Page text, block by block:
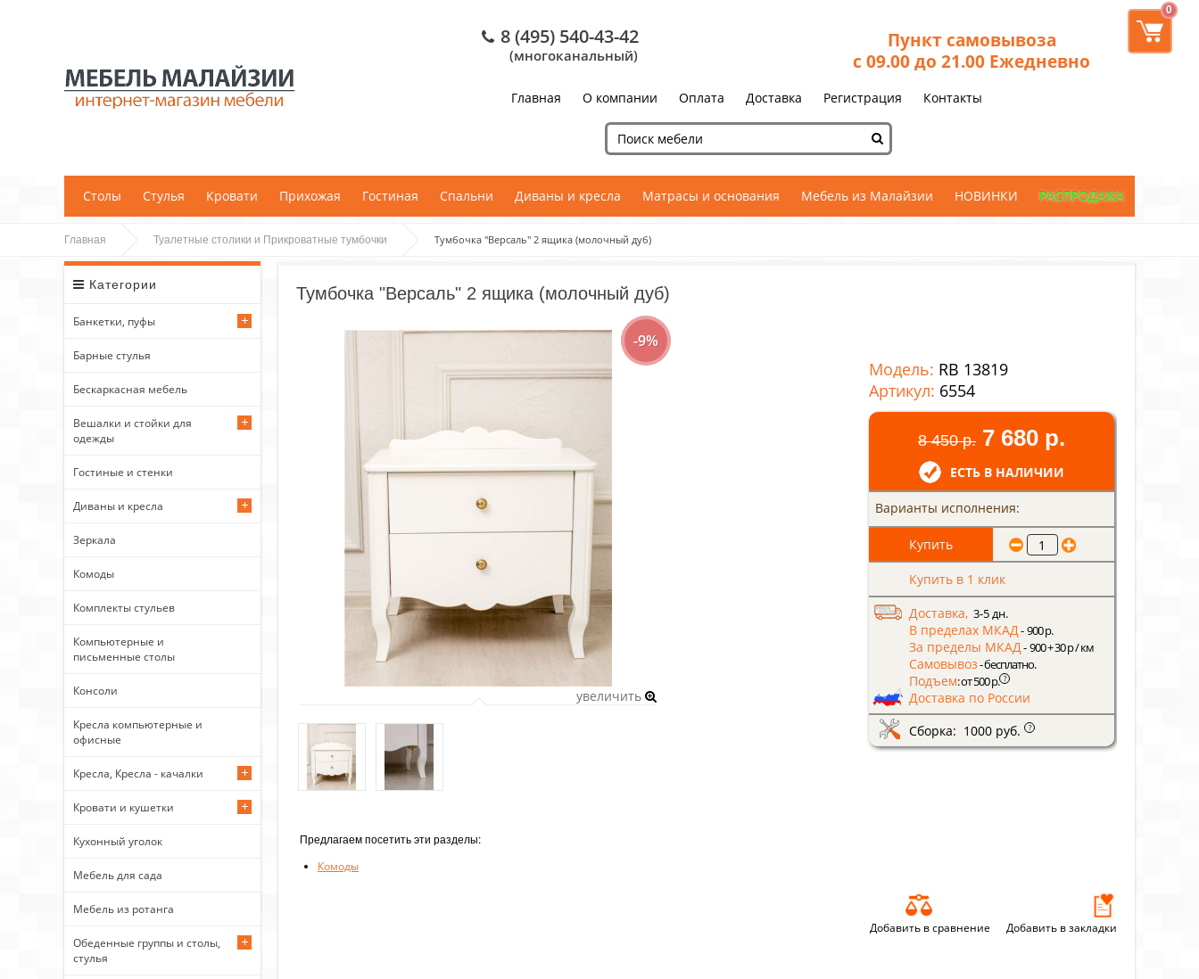
0
8 (495) 540-43-42
(многоканальный)
Пункт самовывоза
с 09.00 до 21.00 Ежедневно
Главная О компании Оплата Доставка Регистрация Контакты
Столы Стулья Кровати Прихожая Гостиная Спальни Диваны и кресла Матрасы и основания Мебель из Малайзии НОВИНКИ РАСПРОДАЖА
Главная Туалетные столики и Прикроватные тумбочки Тумбочка "Версаль" 2 ящика (молочный дуб)
Категории
Банкетки, пуфы
Барные стулья
Бескаркасная мебель
Вешалки и стойки для
одежды
Гостиные и стенки
Диваны и кресла
Зеркала
Комоды
Комплекты стульев
Компьютерные и
письменные столы
Консоли
Кресла компьютерные и
офисные
Кресла, Кресла - качалки
Кровати и кушетки
Кухонный уголок
Мебель для сада
Мебель из ротанга
Обеденные группы и столы,
стулья
Тумбочка "Версаль" 2 ящика (молочный дуб)
-9%
увеличить
Предлагаем посетить эти разделы:
Комоды
Модель: RB 13819
Артикул: 6554
8 450 р. 7 680 р.
ЕСТЬ В НАЛИЧИИ
Варианты исполнения:
Купить в 1 клик
Доставка, 3-5 дн.
В пределах МКАД- 900 р.
За пределы МКАД- 900 + 30 р / км
Самовывоз- бесплатно.
Подъем: от 500 р. ?
Доставка по России
Сборка: 1000 руб.
?
Добавить в сравнение Добавить в закладки